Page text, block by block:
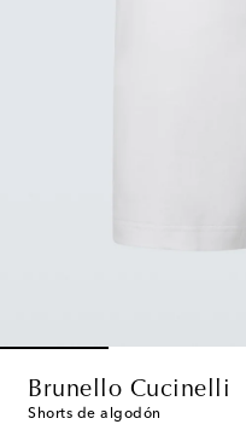
Brunello Cucinelli
Shorts de algodón